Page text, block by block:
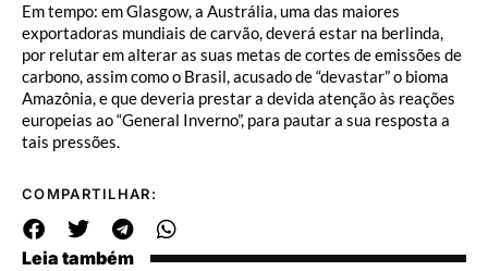
Em tempo: em Glasgow, a Austrália, uma das maiores
exportadoras mundiais de carvão, deverá estar na berlinda,
por relutar em alterar as suas metas de cortes de emissões de
carbono, assim como o Brasil, acusado de “devastar” o bioma
Amazônia, e que deveria prestar a devida atenção às reações
europeias ao “General Inverno”, para pautar a sua resposta a
tais pressões.
COMPARTILHAR:
Leia também